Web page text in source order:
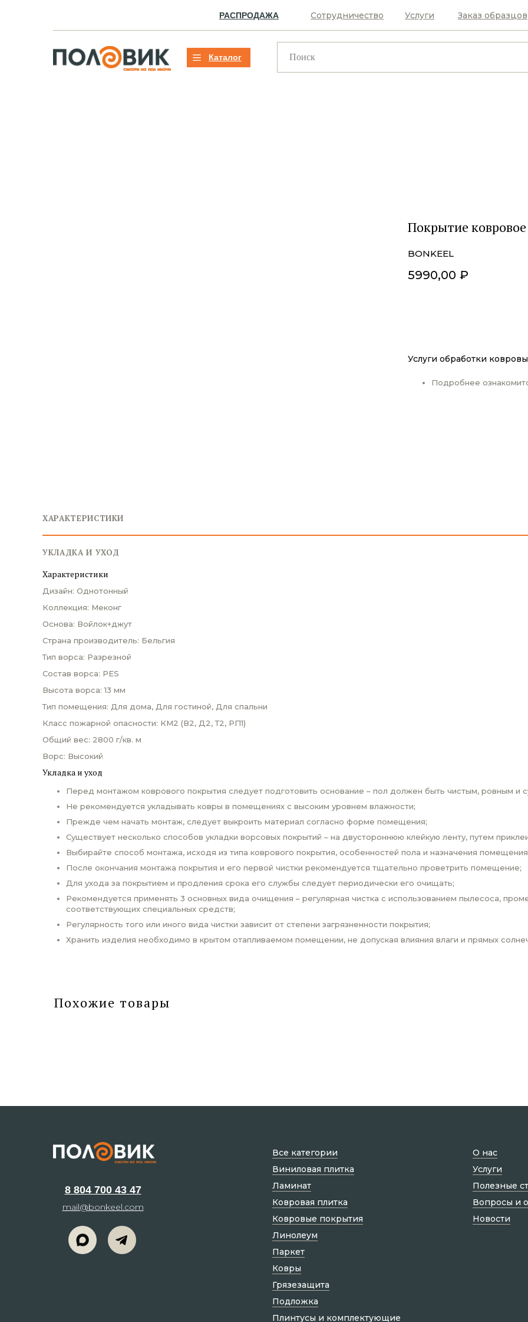
Услуги
Сотрудничество Заказ образцов
РАСПРОДАЖА
Каталог
Покрытие
BONKEEL
5990,00 ₽
Услуги обработки
Подробнее
ХАРАКТЕРИСТИКИ
УКЛАДКА И УХОД
Характеристики
Дизайн: Однотонный
Коллекция: Меконг
Основа: Войлок+джут
Страна производитель: Бельгия
Тип ворса: Разрезной
Состав ворса: PES
Высота ворса: 13 мм
Тип помещения: Для дома, Для гостиной, Для спальни
Класс пожарной опасности: КМ2 (В2, Д2, Т2, РП1)
Общий вес: 2800 г/кв. м
Ворс: Высокий
Укладка и уход
Перед монтажом коврового покрытия следует подготовить основание – пол должен быть чистым, ровным и
Не рекомендуется укладывать ковры в помещениях с высоким уровнем влажности;
Прежде чем начать монтаж, следует выкроить материал согласно форме помещения;
Существует несколько способов укладки ворсовых покрытий – на двустороннюю клейкую ленту, путем
Выбирайте способ монтажа, исходя из типа коврового покрытия, особенностей пола и назначения
После окончания монтажа покрытия и его первой чистки рекомендуется тщательно проветрить помещение;
Для ухода за покрытием и продления срока его службы следует периодически его очищать;
Рекомендуется применять 3 основных вида очищения – регулярная чистка с использованием пылесоса,
соответствующих специальных средств;
Регулярность того или иного вида чистки зависит от степени загрязненности покрытия;
Хранить изделия необходимо в крытом отапливаемом помещении, не допуская влияния влаги и прямых
Похожие товары
8 804 700 43 47
mail@bonkeel.com
О нас
Услуги
Полезные
Вопросы и
Новости
Все категории
Виниловая плитка
Ламинат
Ковровая плитка
Ковровые покрытия
Линолеум
Паркет
Ковры
Грязезащита
Подложка
Плинтусы и комплектующие